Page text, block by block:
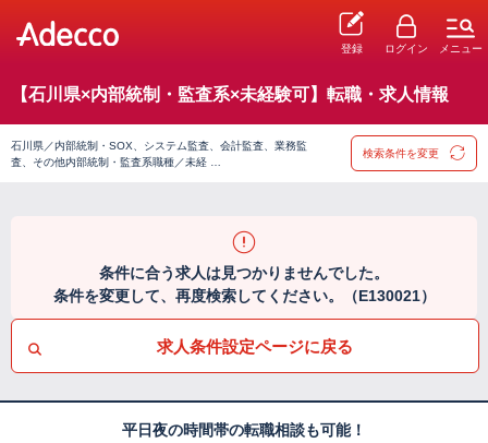
登録 ログイン メニュー
【石川県×内部統制・監査系×未経験可】転職・求人情報
石川県／内部統制・SOX、システム監査、会計監査、業務監
査、その他内部統制・監査系職種／未経 …
検索条件を変更
条件に合う求人は見つかりませんでした。
条件を変更して、再度検索してください。（E130021）
求人条件設定ページに戻る
平日夜の時間帯の転職相談も可能！